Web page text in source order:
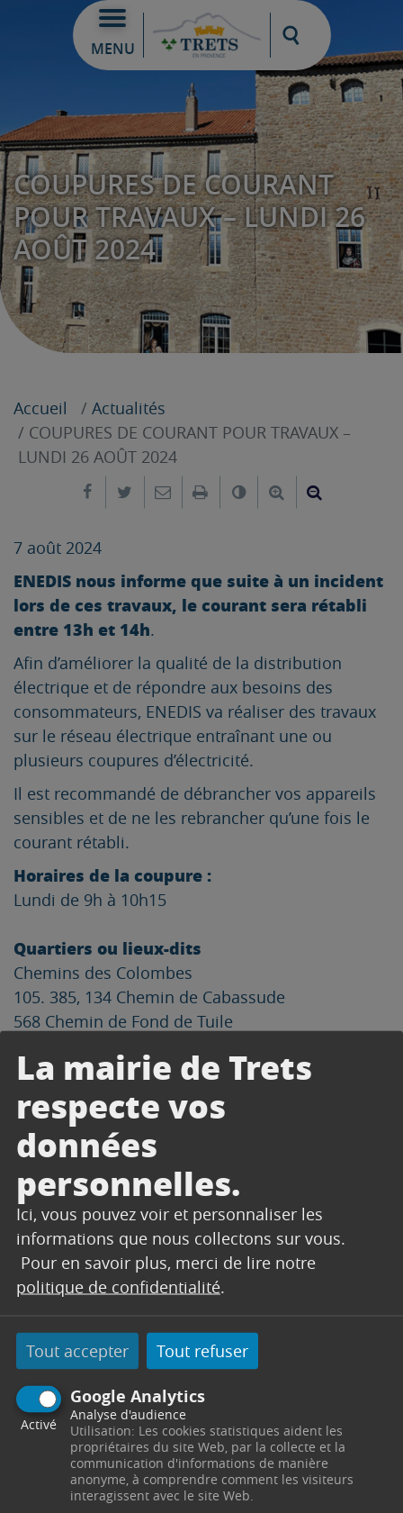
La mairie de Trets
respecte vos
données
personnelles.
Ici, vous pouvez voir et personnaliser les
informations que nous collectons sur vous.
Pour en savoir plus, merci de lire notre
politique de confidentialité.
Tout accepter Tout refuser
Google Analytics
Activé
Analyse d'audience
Utilisation: Les cookies statistiques aident les
propriétaires du site Web, par la collecte et la
communication d'informations de manière
anonyme, à comprendre comment les visiteurs
interagissent avec le site Web.
MENU
Moteur de
COUPURES DE COURANT
POUR TRAVAUX – LUNDI 26
AOÛT 2024
Accueil
Actualités
COUPURES DE COURANT POUR TRAVAUX –
LUNDI 26 AOÛT 2024
Partager sur Facebook
Partager sur Twitter
Envoyer par e-mail
ImprimerChanger leAgrandir le
7 août 2024
ENEDIS nous informe que suite à un incident
lors de ces travaux, le courant sera rétabli
entre 13h et 14h.
Afin d’améliorer la qualité de la distribution
électrique et de répondre aux besoins des
consommateurs, ENEDIS va réaliser des travaux
sur le réseau électrique entraînant une ou
plusieurs coupures d’électricité.
Il est recommandé de débrancher vos appareils
sensibles et de ne les rebrancher qu’une fois le
courant rétabli.
Horaires de la coupure :
Lundi de 9h à 10h15
Quartiers ou lieux-dits
Chemins des Colombes
105. 385, 134 Chemin de Cabassude
568 Chemin de Fond de Tuile
222 Chemin de Cabassude Branche A
449, 1233 Carraire de Saint Michel
127, 445, 471, 733, 873, 1113, 1373, 1551, 324, 634,
680, 1208, N51, N91 Chemin de Grisole
Allée de la Gardi
Chemin de Bendel
Quartier Domaine Grand Boise
Carraire des Templiers
Place des Colombes
1709, 1828 chemin de Fond de Tuille
Avenue de Grisole
Domaine de la Boucharde
426 Chemin Carraire des Espardinaux
Chemin de Grisole